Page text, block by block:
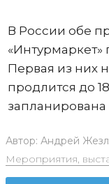
В России обе
«Интурмаркет»
Первая из них
продлится до
запланирована
Автор: Андрей
Мероприятия,